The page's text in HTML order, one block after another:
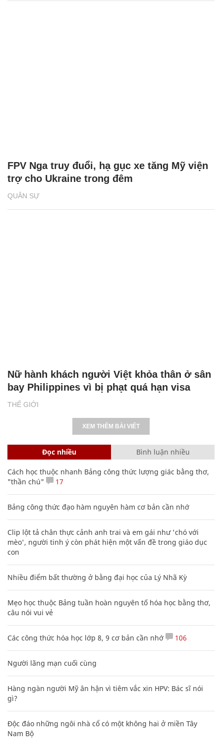
QUÂN SỰ
FPV Nga truy đuổi, hạ gục xe tăng Mỹ viện
trợ cho Ukraine trong đêm
THẾ GIỚI
Nữ hành khách người Việt khỏa thân ở sân
bay Philippines vì bị phạt quá hạn visa
XEM THÊM BÀI VIẾT
Đọc nhiều Bình luận nhiều
Cách học thuộc nhanh Bảng công thức lượng giác bằng thơ,
"thần chú"
17
Bảng công thức đạo hàm nguyên hàm cơ bản cần nhớ
Clip lột tả chân thực cảnh anh trai và em gái như 'chó với
mèo', người tinh ý còn phát hiện một vấn đề trong giáo dục
con
Nhiều điểm bất thường ở bằng đại học của Lý Nhã Kỳ
Mẹo học thuộc Bảng tuần hoàn nguyên tố hóa học bằng thơ,
câu nói vui vẻ
Các công thức hóa học lớp 8, 9 cơ bản cần nhớ 106
Người lãng mạn cuối cùng
Hàng ngàn người Mỹ ân hận vì tiêm vắc xin HPV: Bác sĩ nói
gì?
Độc đáo những ngôi nhà cổ có một không hai ở miền Tây
Nam Bộ